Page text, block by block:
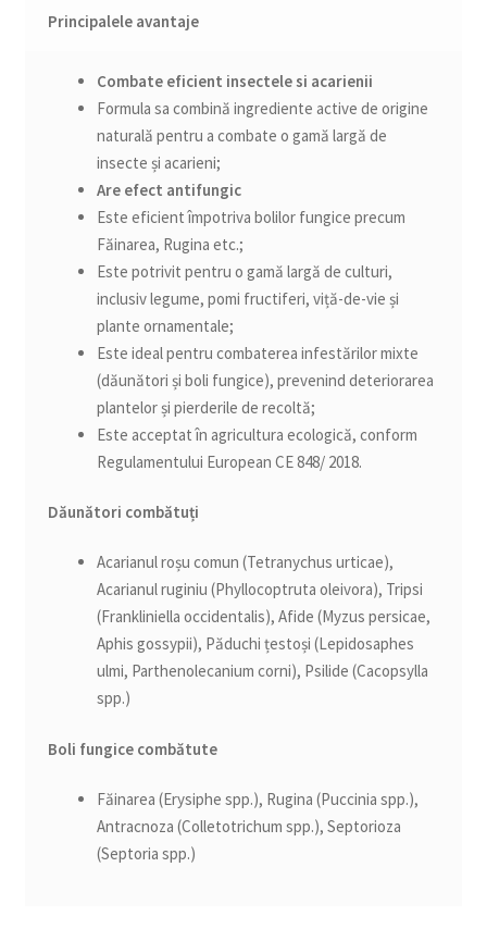
Principalele avantaje
Combate eficient insectele si acarienii
Formula sa combină ingrediente active de origine
naturală pentru a combate o gamă largă de
insecte și acarieni;
Are efect antifungic
Este eficient împotriva bolilor fungice precum
Făinarea, Rugina etc.;
Este potrivit pentru o gamă largă de culturi,
inclusiv legume, pomi fructiferi, viță-de-vie și
plante ornamentale;
Este ideal pentru combaterea infestărilor mixte
(dăunători și boli fungice), prevenind deteriorarea
plantelor și pierderile de recoltă;
Este acceptat în agricultura ecologică, conform
Regulamentului European CE 848/ 2018.
Dăunători combătuți
Acarianul roșu comun (Tetranychus urticae),
Acarianul ruginiu (Phyllocoptruta oleivora), Tripsi
(Frankliniella occidentalis), Afide (Myzus persicae,
Aphis gossypii), Păduchi țestoși (Lepidosaphes
ulmi, Parthenolecanium corni), Psilide (Cacopsylla
spp.)
Boli fungice combătute
Făinarea (Erysiphe spp.), Rugina (Puccinia spp.),
Antracnoza (Colletotrichum spp.), Septorioza
(Septoria spp.)